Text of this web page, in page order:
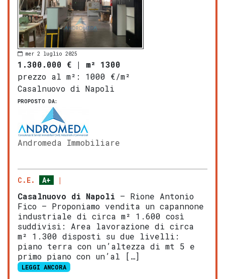
mer 2 luglio 2025
1.300.000 € | m² 1300
prezzo al m²:
1000 €/m²
Casalnuovo di Napoli
PROPOSTO DA:
Andromeda Immobiliare
C.E. A+
Casalnuovo di Napoli – Rione Antonio
Fico – Proponiamo vendita un capannone
industriale di circa m² 1.600 così
suddivisi: Area lavorazione di circa
m² 1.300 disposti su due livelli:
piano terra con un’altezza di mt 5 e
primo piano con un’al […]
LEGGI ANCORA